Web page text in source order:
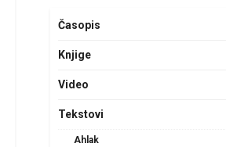
Časopis
Knjige
Video
Tekstovi
Ahlak